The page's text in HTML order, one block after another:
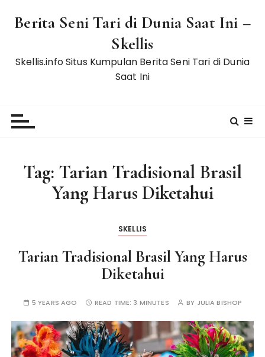
Berita Seni Tari di Dunia Saat Ini –
Skellis
Skellis.info Situs Kumpulan Berita Seni Tari di Dunia
Saat Ini
Tag: Tarian Tradisional Brasil
Yang Harus Diketahui
SKELLIS
Tarian Tradisional Brasil Yang Harus
Diketahui
5 YEARS AGO READ TIME: 3 MINUTES BY JULIA BISHOP